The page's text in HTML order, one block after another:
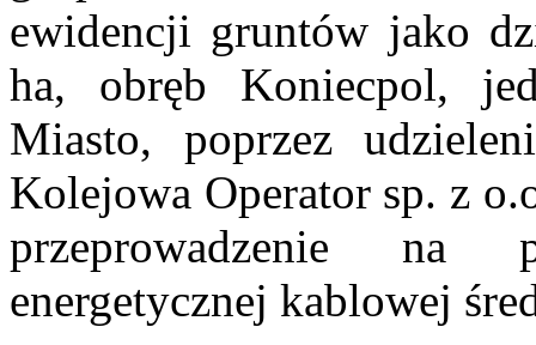
ewidencji gruntów jako
ha, obręb Koniecpol,
Miasto, poprzez
Kolejowa Operator sp. z
przeprowadzenie na
energetycznej kablowej